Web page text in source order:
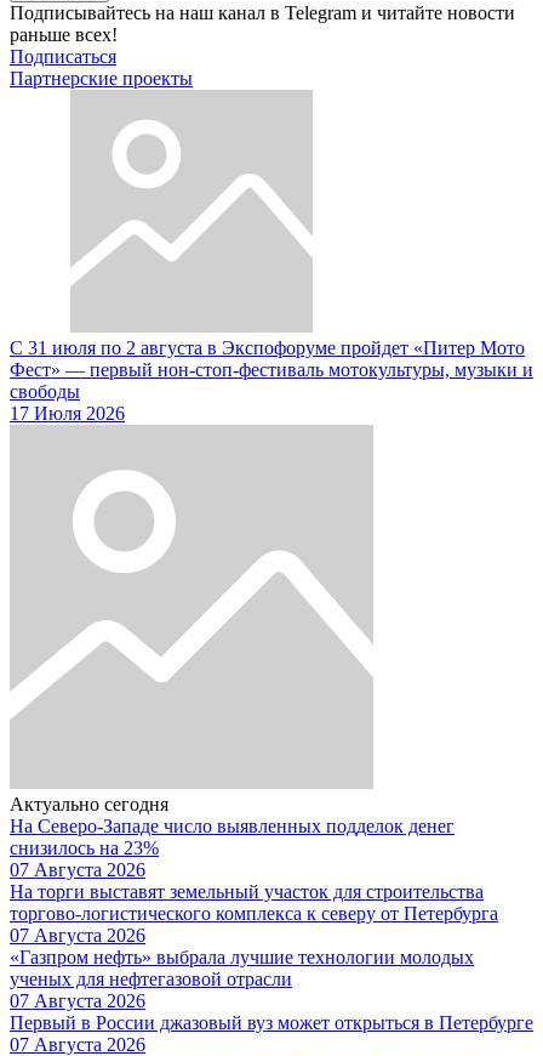
Подписывайтесь на наш канал в Telegram и читайте новости
раньше всех!
Подписаться
Партнерские проекты
С 31 июля по 2 августа в Экспофоруме пройдет «Питер Мото
Фест» — первый нон-стоп-фестиваль мотокультуры, музыки и
свободы
17 Июля 2026
Актуально сегодня
На Северо-Западе число выявленных подделок денег
снизилось на 23%
07 Августа 2026
На торги выставят земельный участок для строительства
торгово-логистического комплекса к северу от Петербурга
07 Августа 2026
«Газпром нефть» выбрала лучшие технологии молодых
ученых для нефтегазовой отрасли
07 Августа 2026
Первый в России джазовый вуз может открыться в Петербурге
07 Августа 2026